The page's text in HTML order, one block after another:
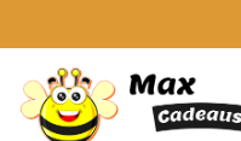
naar
inhoud